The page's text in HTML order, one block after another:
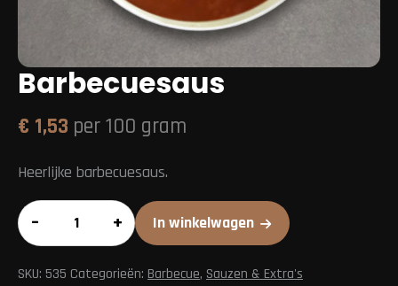
Barbecuesaus
€ 1,53 per 100 gram
Heerlijke barbecuesaus.
Barbecuesaus
aantal
– + In winkelwagen
SKU: 535 Categorieën: Barbecue, Sauzen & Extra's